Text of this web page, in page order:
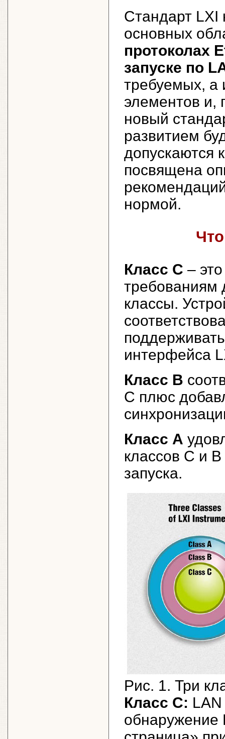
Стандарт LXI
основных
протоколах
запуске по
требуемых, а
элементов и,
новый
развитием
допускаются
посвящена
нормой.
Класс C –
требованиям
классы.
интерфейса
Класс B
C плюс
Класс A
классов C и
запуска.
Рис. 1. Три
Класс C: